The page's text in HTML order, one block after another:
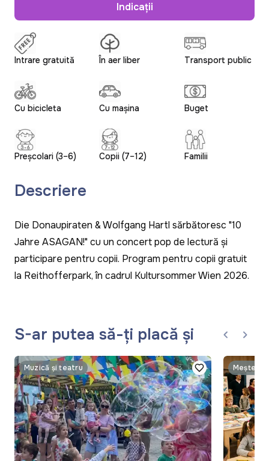
Intrare gratuită În aer liber Transport public
Cu bicicleta Cu mașina Buget
Preșcolari (3–6) Copii (7–12) Familii
Descriere
Die Donaupiraten & Wolfgang Hartl sărbătoresc "10
Jahre ASAGAN!" cu un concert pop de lectură și
participare pentru copii. Program pentru copii gratuit
la Reithofferpark, în cadrul Kultursommer Wien 2026.
Indicații
S-ar putea să-ți placă și
Muzică și teatru